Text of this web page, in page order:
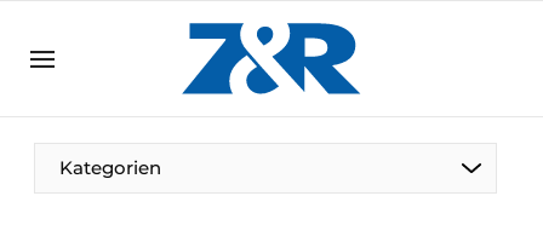
DE EN
DE
Kategorien